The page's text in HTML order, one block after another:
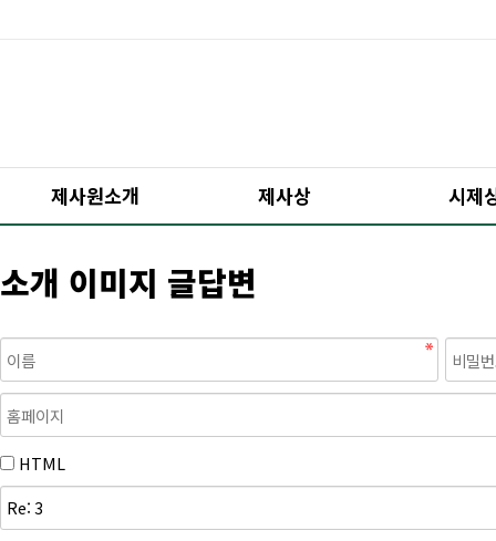
제사원소개 제사상 시제
소개 이미지 글답변
HTML